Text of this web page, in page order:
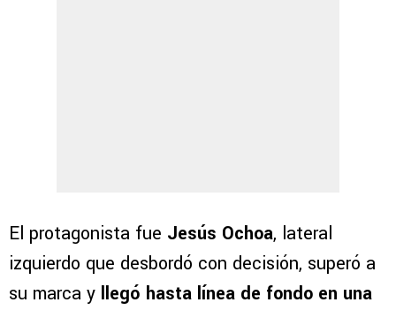
El protagonista fue Jesús Ochoa, lateral
izquierdo que desbordó con decisión, superó a
su marca y llegó hasta línea de fondo en una